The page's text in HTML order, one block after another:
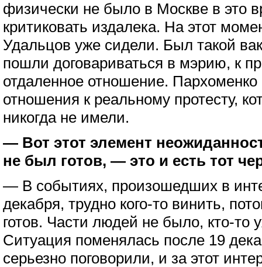
физически не было в Москве в это
критиковать издалека. На этот
Удальцов уже сидели. Был такой
пошли договариваться в мэрию, к
отдаленное отношение. Пархоменко
отношения к реальному протесту,
никогда не имели.
— Вот этот элемент
не был готов, — это и есть тот
— В событиях, произошедших в
декабря, трудно кого-то винить,
готов. Части людей не было, кто-то
Ситуация поменялась после 19
серьезно поговорили, и за этот